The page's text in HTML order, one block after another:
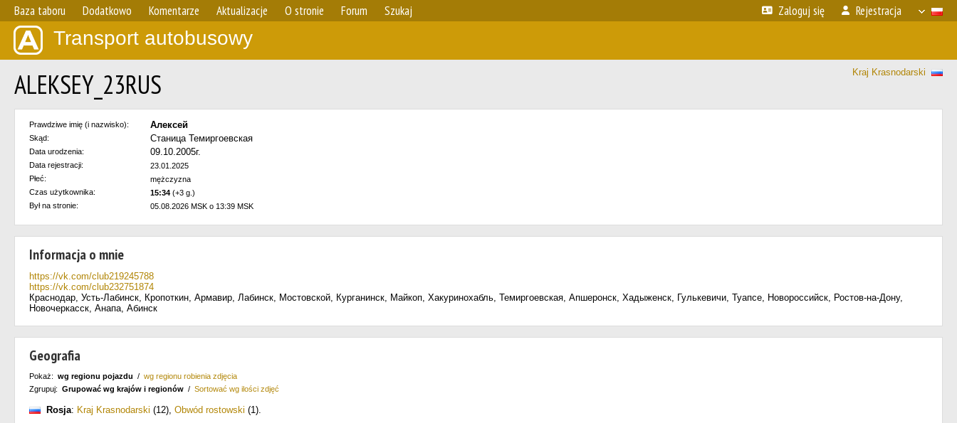
Baza taboru Dodatkowo Komentarze Aktualizacje O stronie Forum Szukaj Zaloguj się Rejestracja
Transport autobusowy
Kraj Krasnodarski
ALEKSEY_23RUS
Prawdziwe imię (i nazwisko): Алексей
Skąd: Станица Темиргоевская
Data urodzenia: 09.10.2005г.
Data rejestracji:
23.01.2025
Płeć:
mężczyzna
Czas użytkownika:
15:34 (+3 g.)
Był na stronie:
05.08.2026 MSK o 13:39 MSK
Informacja o mnie
https://vk.com/club219245788
https://vk.com/club232751874
Краснодар, Усть-Лабинск, Кропоткин, Армавир, Лабинск, Мостовской, Курганинск, Майкоп, Хакуринохабль, Темиргоевская, Апшеронск, Хадыженск, Гулькевичи, Туапсе, Новороссийск, Ростов-на-Дону,
Новочеркасск, Анапа, Абинск
Geografia
Pokaż: wg regionu pojazdu / wg regionu robienia zdjęcia
Zgrupuj: Grupować wg krajów i regionów / Sortować wg ilości zdjęć
Rosja: Kraj Krasnodarski (12), Obwód rostowski (1).